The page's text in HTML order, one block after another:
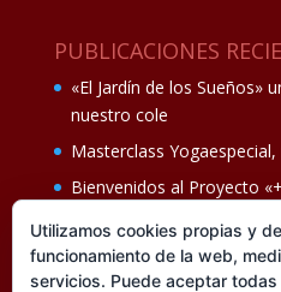
PUBLICACIONES
«El Jardín de los Sueños»
nuestro cole
Masterclass
Bienvenidos al Proyecto
Fiesta de fin de curso Los
Ganadores del II
Utilizamos cookies propias y
funcionamiento de la web,
servicios. Puede aceptar